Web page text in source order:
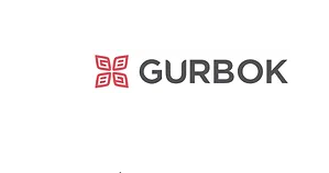
거복푸드